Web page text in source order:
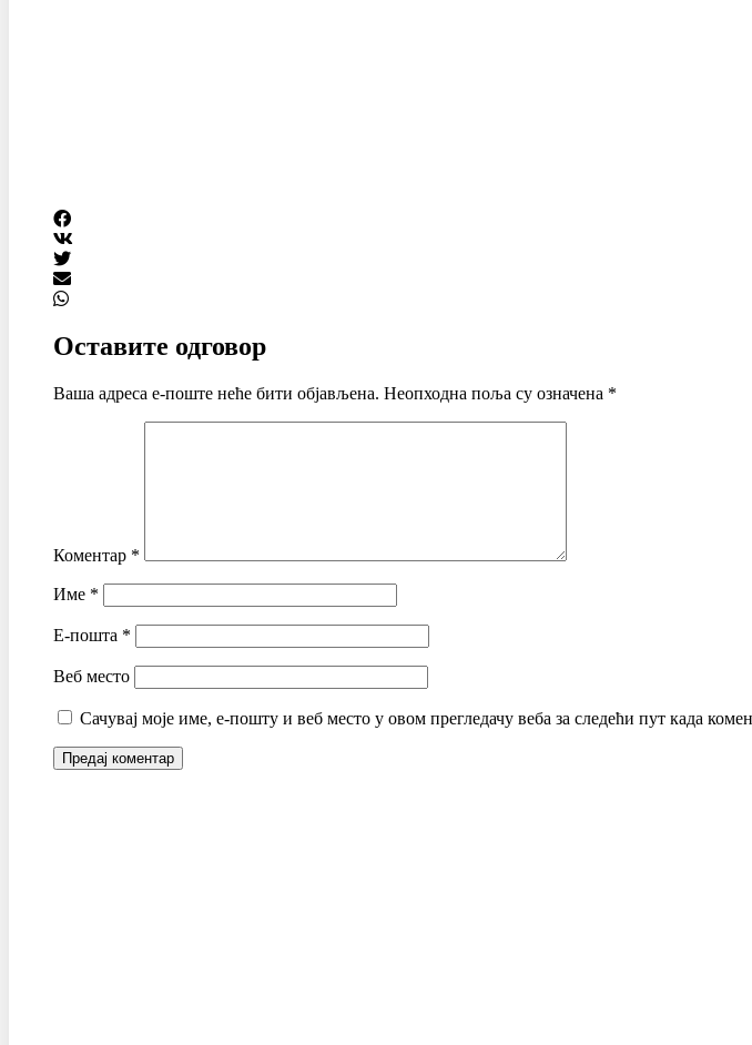
Оставите одговор
Ваша адреса е-поште неће бити објављена. Неопходна поља су означена *
Коментар *
Име *
Е-пошта *
Веб место
Сачувај моје име, е-пошту и веб место у овом прегледачу веба за следећи пут када